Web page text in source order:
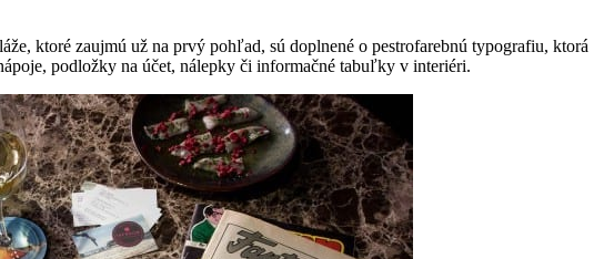
ktoré zaujmú už na prvý pohľad, sú doplnené o pestrofarebnú typografiu, ktorá
podložky na účet, nálepky či informačné tabuľky v interiéri.